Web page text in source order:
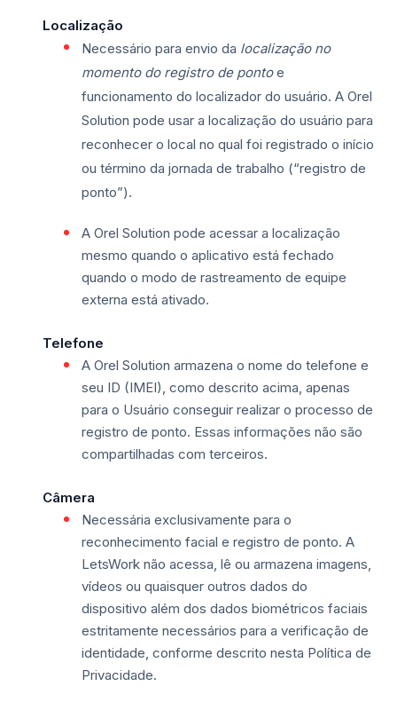
Localização
Necessário para envio da localização no
momento do registro de pontoe
funcionamento do localizador do usuário. A Orel
Solution pode usar a localização do usuário para
reconhecer o local no qual foi registrado o início
ou término da jornada de trabalho (“registro de
ponto”).
A Orel Solution pode acessar a localização
mesmo quando o aplicativo está fechado
quando o modo de rastreamento de equipe
externa está ativado.
Telefone
A Orel Solution armazena o nome do telefone e
seu ID (IMEI), como descrito acima, apenas
para o Usuário conseguir realizar o processo de
registro de ponto. Essas informações não são
compartilhadas com terceiros.
Câmera
Necessária exclusivamente para o
reconhecimento facial e registro de ponto. A
LetsWork não acessa, lê ou armazena imagens,
vídeos ou quaisquer outros dados do
dispositivo além dos dados biométricos faciais
estritamente necessários para a verificação de
identidade, conforme descrito nesta Política de
Privacidade.